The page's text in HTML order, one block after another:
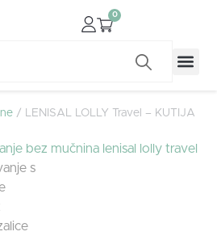
0
/ LENISAL LOLLY Travel – KUTIJA